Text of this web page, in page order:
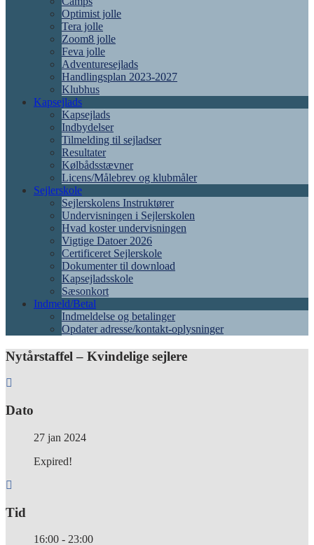
Optimist jolle
Tera jolle
Zoom8 jolle
Feva jolle
Adventuresejlads
Handlingsplan 2023-2027
Klubhus
Kapsejlads
Kapsejlads
Indbydelser
Tilmelding til sejladser
Resultater
Kølbådsstævner
Licens/Målebrev og klubmåler
Sejlerskole
Sejlerskolens Instruktører
Undervisningen i Sejlerskolen
Hvad koster undervisningen
Vigtige Datoer 2026
Certificeret Sejlerskole
Dokumenter til download
Kapsejladsskole
Sæsonkort
Indmeld/Betal
Indmeldelse og betalinger
Opdater adresse/kontakt-oplysninger
Nytårstaffel – Kvindelige sejlere
Dato
27 jan 2024
Expired!
Tid
16:00 - 23:00